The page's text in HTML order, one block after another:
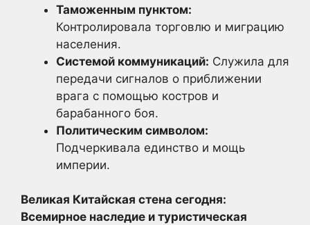
Таможенным пунктом:
Контролировала торговлю и миграцию
населения.
Системой коммуникаций: Служила для
передачи сигналов о приближении
врага с помощью костров и
барабанного боя.
Политическим символом:
Подчеркивала единство и мощь
империи.
Великая Китайская стена сегодня:
Всемирное наследие и туристическая